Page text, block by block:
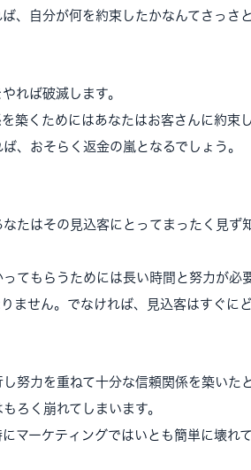
、自分が何を約束したかなんてさっさ
れば破滅します。
築くためにはあなたはお客さんに約束
、おそらく返金の嵐となるでしょう。
たはその見込客にとってまったく見ず
てもらうためには長い時間と努力が必
ません。でなければ、見込客はすぐに
努力を重ねて十分な信頼関係を築いた
ろく崩れてしまいます。
マーケティングではいとも簡単に壊れて